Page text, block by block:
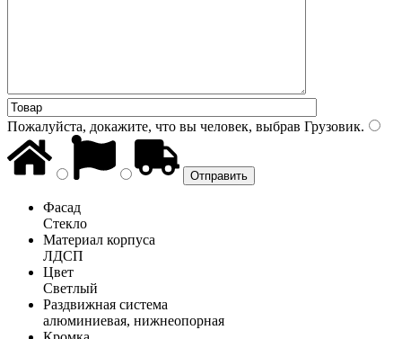
Пожалуйста, докажите, что вы человек, выбрав Грузовик.
Фасад
Стекло
Материал корпуса
ЛДСП
Цвет
Светлый
Раздвижная система
алюминиевая, нижнеопорная